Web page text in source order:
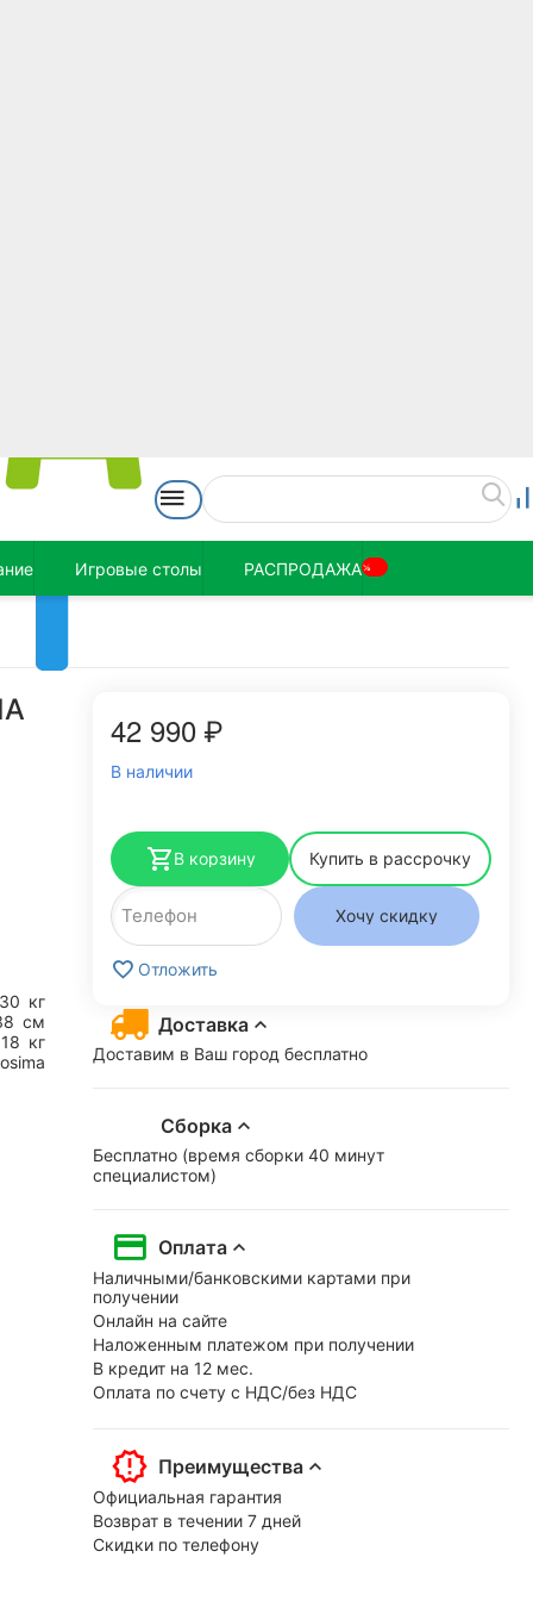
Игровые столы РАСПРОДАЖА%
кг
см
18 кг
42 990₽
В наличии
В корзину Купить в рассрочку
Хочу скидку
Отложить
Доставка
Доставим в Ваш город бесплатно
Сборка
Бесплатно (время сборки 40 минут
специалистом)
Оплата
Наличными/банковскими картами при
получении
Онлайн на сайте
Наложенным платежом при получении
В кредит на 12 мес.
Оплата по счету с НДС/без НДС
Преимущества
Официальная гарантия
Возврат в течении 7 дней
Скидки по телефону